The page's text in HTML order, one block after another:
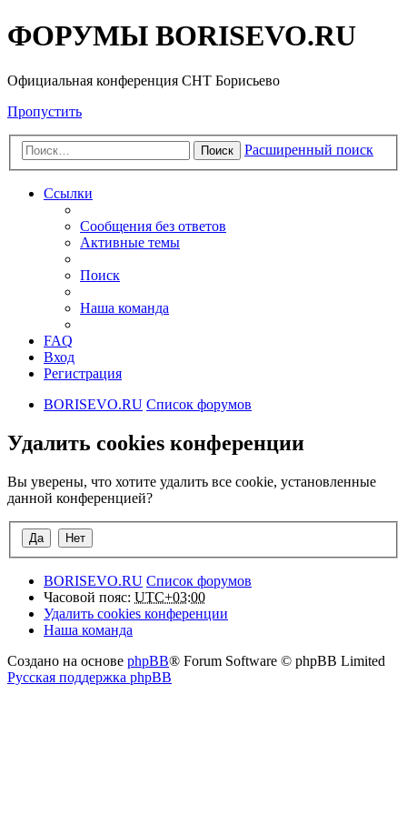
ФОРУМЫ BORISEVO.RU
Официальная конференция СНТ Борисьево
Пропустить
Поиск Расширенный поиск
Ссылки
Сообщения без ответов
Активные темы
Поиск
Наша команда
FAQ
Вход
Регистрация
BORISEVO.RU Список форумов
Удалить cookies конференции
Вы уверены, что хотите удалить все cookie, установленные
данной конференцией?
BORISEVO.RU Список форумов
Часовой пояс: UTC+03:00
Удалить cookies конференции
Наша команда
Создано на основе phpBB® Forum Software © phpBB Limited
Русская поддержка phpBB